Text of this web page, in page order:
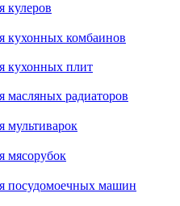
кулеров
кухонных комбаинов
кухонных плит
масляных радиаторов
мультиварок
мясорубок
посудомоечных машин